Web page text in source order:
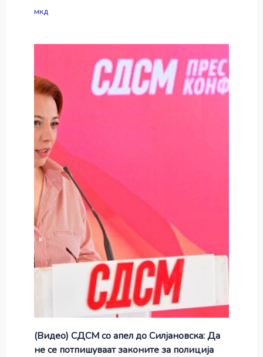
мкд
(Видео) СДСМ со апел до Силјановска: Да
не се потпишуваат законите за полиција